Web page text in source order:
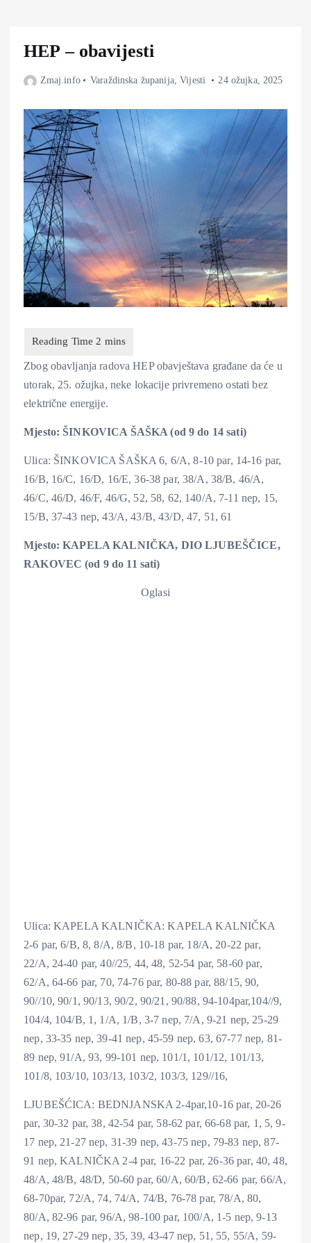
HEP – obavijesti
Zmaj.info Varaždinska županija,Vijesti 24 ožujka, 2025
Zbog obavljanja radova HEP obavještava građane da će u
utorak, 25. ožujka, neke lokacije privremeno ostati bez
električne energije.
Mjesto: ŠINKOVICA ŠAŠKA (od 9 do 14 sati)
Ulica: ŠINKOVICA ŠAŠKA 6, 6/A, 8-10 par, 14-16 par,
16/B, 16/C, 16/D, 16/E, 36-38 par, 38/A, 38/B, 46/A,
46/C, 46/D, 46/F, 46/G, 52, 58, 62, 140/A, 7-11 nep, 15,
15/B, 37-43 nep, 43/A, 43/B, 43/D, 47, 51, 61
Mjesto: KAPELA KALNIČKA, DIO LJUBEŠČICE,
RAKOVEC (od 9 do 11 sati)
Oglasi
Ulica: KAPELA KALNIČKA: KAPELA KALNIČKA
2-6 par, 6/B, 8, 8/A, 8/B, 10-18 par, 18/A, 20-22 par,
22/A, 24-40 par, 40//25, 44, 48, 52-54 par, 58-60 par,
62/A, 64-66 par, 70, 74-76 par, 80-88 par, 88/15, 90,
90//10, 90/1, 90/13, 90/2, 90/21, 90/88, 94-104par,104//9,
104/4, 104/B, 1, 1/A, 1/B, 3-7 nep, 7/A, 9-21 nep, 25-29
nep, 33-35 nep, 39-41 nep, 45-59 nep, 63, 67-77 nep, 81-
89 nep, 91/A, 93, 99-101 nep, 101/1, 101/12, 101/13,
101/8, 103/10, 103/13, 103/2, 103/3, 129//16,
LJUBEŠĆICA: BEDNJANSKA 2-4par,10-16 par, 20-26
par, 30-32 par, 38, 42-54 par, 58-62 par, 66-68 par, 1, 5, 9-
17 nep, 21-27 nep, 31-39 nep, 43-75 nep, 79-83 nep, 87-
91 nep, KALNIČKA 2-4 par, 16-22 par, 26-36 par, 40, 48,
48/A, 48/B, 48/D, 50-60 par, 60/A, 60/B, 62-66 par, 66/A,
68-70par, 72/A, 74, 74/A, 74/B, 76-78 par, 78/A, 80,
80/A, 82-96 par, 96/A, 98-100 par, 100/A, 1-5 nep, 9-13
nep, 19, 27-29 nep, 35, 39, 43-47 nep, 51, 55, 55/A, 59-